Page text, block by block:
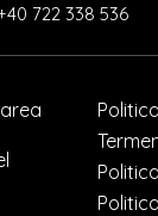
722 338 536